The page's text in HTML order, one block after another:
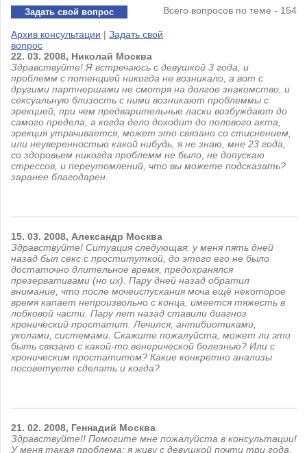
Задать свой вопрос Всего вопросов по теме - 154
Архив консультации | Задать свой
вопрос
22. 03. 2008, Николай Москва
Здравствуйте! Я встречаюсь с девушкой 3 года, и
проблемм с потенцией никогда не возникало, а вот с
другими партнершами не смотря на долгое знакомство, и
сексуальную близость с ними возникают проблеммы с
эрекцией, при чем предварительные ласки возбуждают до
самого предела, а когда дело доходит до полового акта,
эрекция утрачивается, может это связано со стиснением,
или неуверенностью какой нибудь, я не знаю, мне 23 года,
со здоровьем никогда проблемм не было, не допускаю
стрессов, и переутомлений, что вы можете подсказать?
заранее благодарен.
15. 03. 2008, Александр Москва
Здравствуйте! Ситуация следующая: у меня пять дней
назад был секс с проституткой, до этого его не было
достаточно длительное время, предохранялся
презервативами (но их). Пару дней назад обратил
внимание, что после мочеиспускания моча ещё некоторое
время капает непроизвольно с конца, имеется тяжесть в
лобковой части. Пару лет назад ставили диагноз
хронический простатит. Лечился, антибиотиками,
уколами, системами. Скажите пожалуйста, может ли это
быть связано с какой-то венерической болезнью? Или с
хроническим простатитом? Какие конкретно анализы
посоветуете сделать и когда?
21. 02. 2008, Геннадий Москва
Здравствуйте!! Помогите мне пожалуйста в консультации!
У меня такая проблема: я живу с девушкой почти три года,